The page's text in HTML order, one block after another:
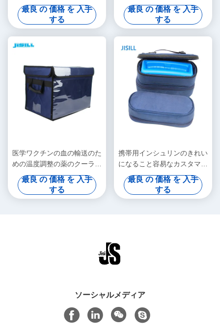
のポータブルをカスタマイズ
して下さい
最良 の 価格 を 入手
する
いる長続きがする医学の涼し
い箱
最良 の 価格 を 入手
する
医学ワクチンの血の輸送のた
めの温度調整の薬のクーラー
箱
最良 の 価格 を 入手
する
携帯用インシュリンのきれい
になること容易なカスタマイ
ズ可能な温度の医学の冷蔵庫
最良 の 価格 を 入手
する
ソーシャルメディア